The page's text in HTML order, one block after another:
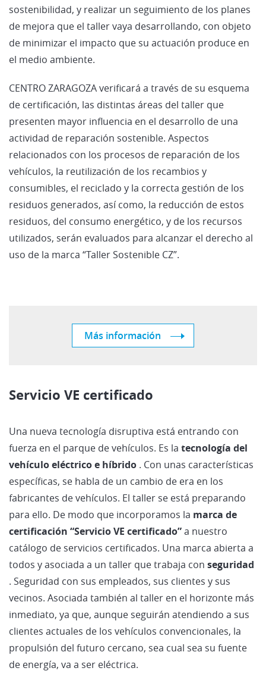
sostenibilidad, y realizar un seguimiento de los planes
de mejora que el taller vaya desarrollando, con objeto
de minimizar el impacto que su actuación produce en
el medio ambiente.
CENTRO ZARAGOZA verificará a través de su esquema
de certificación, las distintas áreas del taller que
presenten mayor influencia en el desarrollo de una
actividad de reparación sostenible. Aspectos
relacionados con los procesos de reparación de los
vehículos, la reutilización de los recambios y
consumibles, el reciclado y la correcta gestión de los
residuos generados, así como, la reducción de estos
residuos, del consumo energético, y de los recursos
utilizados, serán evaluados para alcanzar el derecho al
uso de la marca “Taller Sostenible CZ”.
Más información
Servicio VE certificado
Una nueva tecnología disruptiva está entrando con
fuerza en el parque de vehículos. Es la tecnología del
vehículo eléctrico e híbrido . Con unas características
específicas, se habla de un cambio de era en los
fabricantes de vehículos. El taller se está preparando
para ello. De modo que incorporamos la marca de
certificación “Servicio VE certificado”a nuestro
catálogo de servicios certificados. Una marca abierta a
todos y asociada a un taller que trabaja con seguridad
. Seguridad con sus empleados, sus clientes y sus
vecinos. Asociada también al taller en el horizonte más
inmediato, ya que, aunque seguirán atendiendo a sus
clientes actuales de los vehículos convencionales, la
propulsión del futuro cercano, sea cual sea su fuente
de energía, va a ser eléctrica.